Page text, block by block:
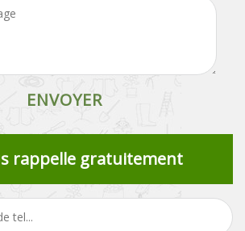
rappelle gratuitement